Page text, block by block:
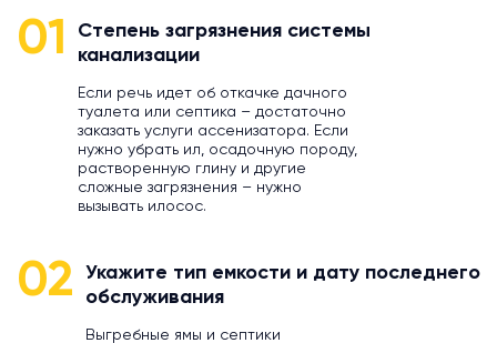
01
Степень загрязнения системы
канализации
Если речь идет об откачке дачного
туалета или септика – достаточно
заказать услуги ассенизатора. Если
нужно убрать ил, осадочную породу,
растворенную глину и другие
сложные загрязнения – нужно
вызывать илосос.
02
Укажите тип емкости и дату последнего
обслуживания
Выгребные ямы и септики